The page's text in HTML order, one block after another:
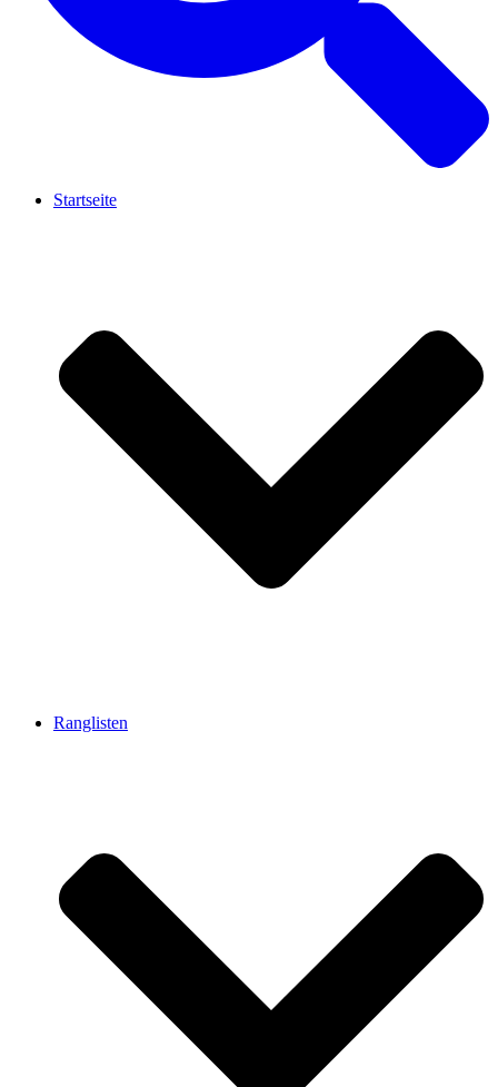
Startseite
Ranglisten